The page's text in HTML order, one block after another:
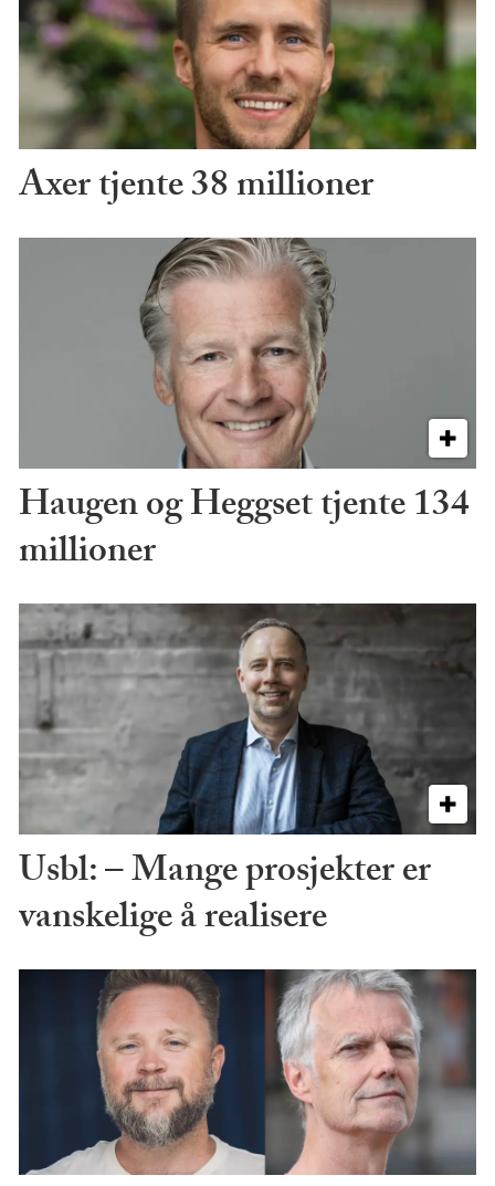
Axer tjente 38 millioner
Haugen og Heggset tjente 134
millioner
Usbl: – Mange prosjekter er
vanskelige å realisere